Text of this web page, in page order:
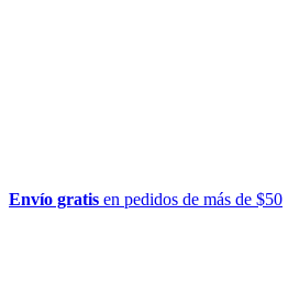
Envío gratis en pedidos de más de $50